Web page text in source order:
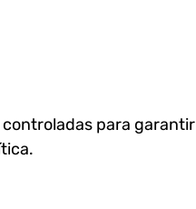
para garantir